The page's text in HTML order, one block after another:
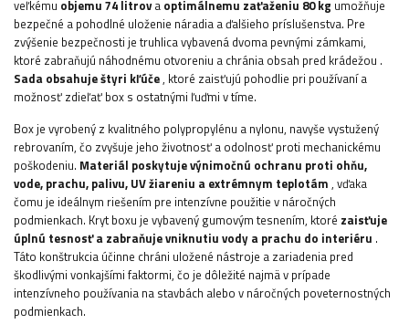
veľkému objemu 74 litrova optimálnemu zaťaženiu 80 kg umožňuje
bezpečné a pohodlné uloženie náradia a ďalšieho príslušenstva. Pre
zvýšenie bezpečnosti je truhlica vybavená dvoma pevnými zámkami,
ktoré zabraňujú náhodnému otvoreniu a chránia obsah pred krádežou .
Sada obsahuje štyri kľúče, ktoré zaisťujú pohodlie pri používaní a
možnosť zdieľať box s ostatnými ľuďmi v tíme.
Box je vyrobený z kvalitného polypropylénu a nylonu, navyše vystužený
rebrovaním, čo zvyšuje jeho životnosť a odolnosť proti mechanickému
poškodeniu. Materiál poskytuje výnimočnú ochranu proti ohňu,
vode, prachu, palivu, UV žiareniu a extrémnym teplotám , vďaka
čomu je ideálnym riešením pre intenzívne použitie v náročných
podmienkach. Kryt boxu je vybavený gumovým tesnením, ktoré zaisťuje
úplnú tesnosť a zabraňuje vniknutiu vody a prachu do interiéru .
Táto konštrukcia účinne chráni uložené nástroje a zariadenia pred
škodlivými vonkajšími faktormi, čo je dôležité najmä v prípade
intenzívneho používania na stavbách alebo v náročných poveternostných
podmienkach.